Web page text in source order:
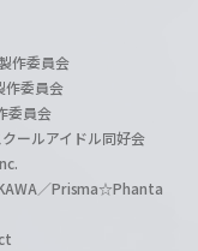
作委員会
委員会
委員会
ールアイドル同好会
／Prisma☆Phanta